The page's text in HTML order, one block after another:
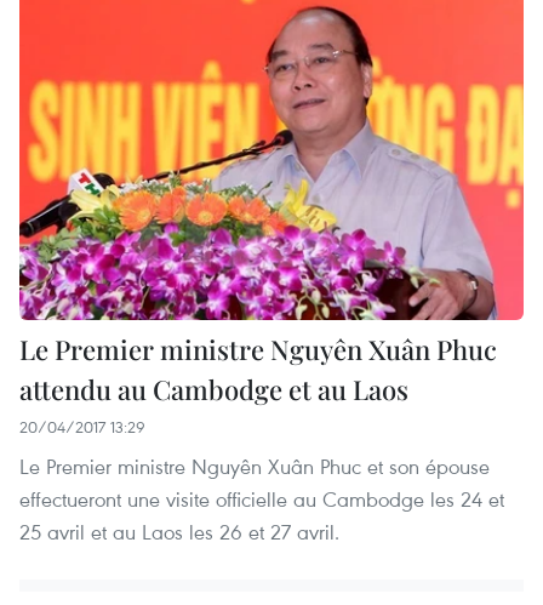
Le Premier ministre Nguyên Xuân Phuc
attendu au Cambodge et au Laos ​
20/04/2017 13:29
Le Premier ministre Nguyên Xuân Phuc et son épouse
effectueront une visite officielle au Cambodge les 24 et
25 avril et au Laos les 26 et 27 avril. ​